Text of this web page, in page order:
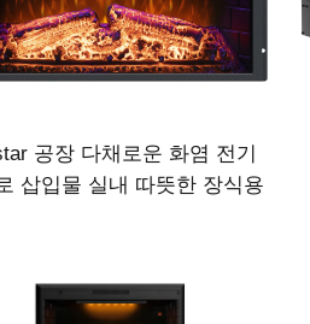
공장 다채로운 화염 전기
삽입물 실내 따뜻한 장식용